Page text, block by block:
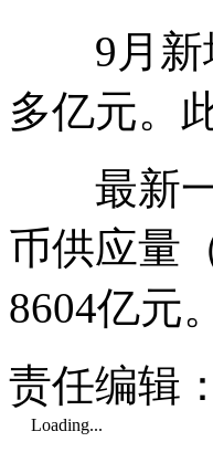
9月新增
多亿元。
最新一
币供应量
8604亿元。
责任编辑
Loading...